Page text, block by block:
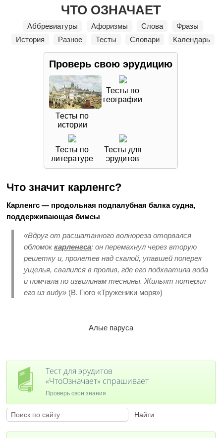
ЧТО ОЗНАЧАЕТ
Аббревиатуры Афоризмы Слова
Фразы
История
Разное Тесты Словари Календарь
Проверь свою эрудицию
Тесты по
истории
Тесты по
географии
Тесты по
литературе
Тесты для
эрудитов
Что значит карленгс?
Карленгс — продольная подпалубная балка судна,
поддерживающая бимсы
«Вдруг от расшатанного волнореза оторвался
обломоккарленгса; он перемахнул через вторую
решетку и, пролетев над скалой, упавшей поперек
ущелья, свалился в пролив, где его подхватила вода
и помчала по извилинам теснины. Жильят потерял
его из виду» (В. Гюго «Труженики моря»)
Алые паруса
Тест для эрудитов
«ЧтоОзначает» спрашивает
Проверь свои знания